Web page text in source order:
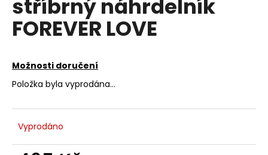
z
5
hvězdiček.
stříbrný náhrdelník
FOREVER LOVE
Možnosti doručení
Položka byla vyprodána…
Vyprodáno
D
o
o